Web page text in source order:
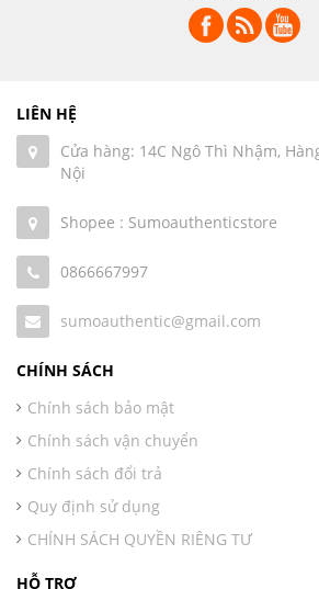
LIÊN HỆ
Cửa hàng: 14C Ngô Thì Nhậm,
Nội
Shopee : Sumoauthenticstore
0866667997
sumoauthentic@gmail.com
CHÍNH SÁCH
Chính sách bảo mật
Chính sách vận chuyển
Chính sách đổi trả
Quy định sử dụng
CHÍNH SÁCH QUYỀN RIÊNG TƯ
HỖ TRỢ